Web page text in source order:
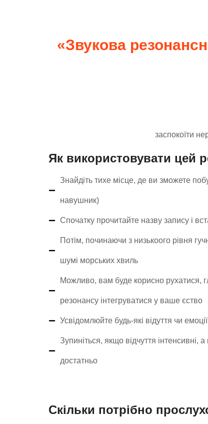
«Звукова
заспокоїти
Як використовувати цей
Знайдіть тихе місце, де ви зможете
навушник)
Спочатку прочитайте назву запису і
Потім, починаючи з низькоого рівня
шумі морських хвиль
Можливо, вам буде корисно рухатися,
резонансу інтегруватися у ваше єство
Усвідомлюйте будь-які відуття чи
Зупиніться, якщо відчуття інтенсивні,
достатньо
Скільки потрібно